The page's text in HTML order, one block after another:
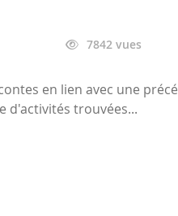
7842 vues
en lien avec une
d'activités trouvées...